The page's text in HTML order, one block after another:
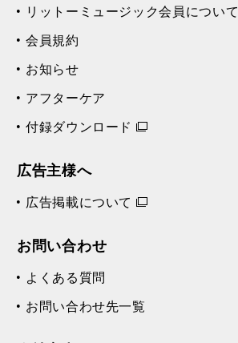
リットーミュージック会員について
会員規約
お知らせ
アフターケア
付録ダウンロード
広告主様へ
広告掲載について
お問い合わせ
よくある質問
お問い合わせ先一覧